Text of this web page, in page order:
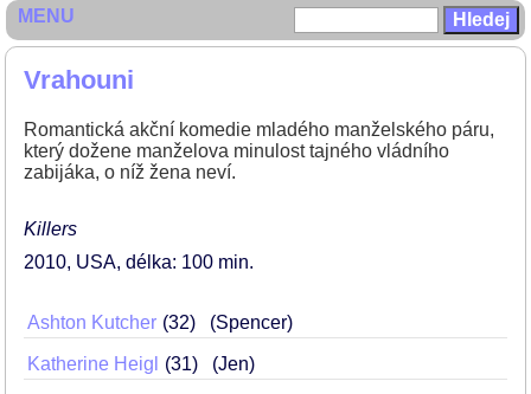
Vrahouni
Romantická akční komedie mladého manželského páru,
který dožene manželova minulost tajného vládního
zabijáka, o níž žena neví.
Killers
2010 USA délka: 100 min
Ashton Kutcher 32 (Spencer)
Katherine Heigl 31 (Jen)
MENU